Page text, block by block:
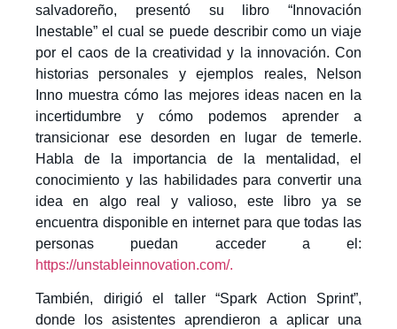
salvadoreño, presentó su libro “Innovación
Inestable” el cual se puede describir como un viaje
por el caos de la creatividad y la innovación. Con
historias personales y ejemplos reales, Nelson
Inno muestra cómo las mejores ideas nacen en la
incertidumbre y cómo podemos aprender a
transicionar ese desorden en lugar de temerle.
Habla de la importancia de la mentalidad, el
conocimiento y las habilidades para convertir una
idea en algo real y valioso, este libro ya se
encuentra disponible en internet para que todas las
personas puedan acceder a el:
https://unstableinnovation.com/.
También, dirigió el taller “Spark Action Sprint”,
donde los asistentes aprendieron a aplicar una